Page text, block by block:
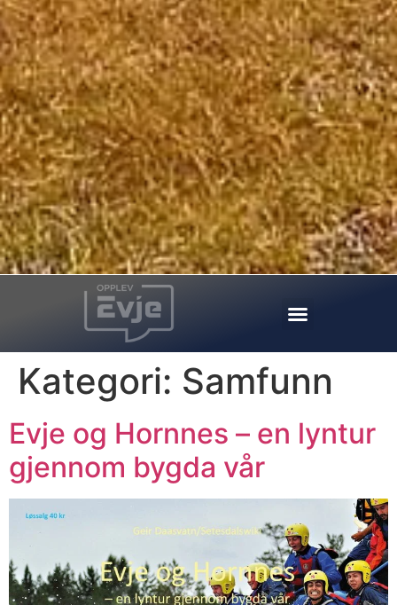
Kategori: Samfunn
Evje og Hornnes – en lyntur
gjennom bygda vår